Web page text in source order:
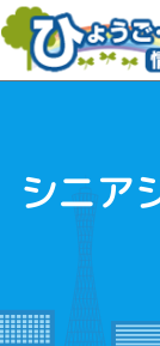
シニア